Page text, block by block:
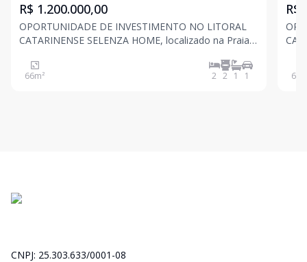
R$ 1.200.000,00
OPORTUNIDADE DE INVESTIMENTO NO LITORAL
CATARINENSE SELENZA HOME, localizado na Praia
com extensa área de areia e águas cristalinas para
nadar e surfar. Este empreendimento de 6 andares
66m² 2 2 1 1
R$
nadar e
66
CNPJ: 25.303.633/0001-08